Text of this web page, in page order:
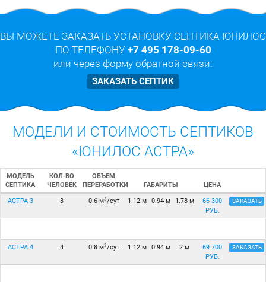
ВЫ МОЖЕТЕ ЗАКАЗАТЬ УСТАНОВКУ СЕПТИКА ЮНИЛОС
ПО ТЕЛЕФОНУ +7 495 178-09-60
или через форму обратной связи:
ЗАКАЗАТЬ СЕПТИК
МОДЕЛИ И СТОИМОСТЬ СЕПТИКОВ
«ЮНИЛОС АСТРА»
МОДЕЛЬ
СЕПТИКА
КОЛ-ВО
ЧЕЛОВЕК
ОБЪЕМ
ПЕРЕРАБОТКИ
ГАБАРИТЫ ЦЕНА
АСТРА 3 3 0.6 м3/сут 1.12 м 0.94 м 1.78 м
66 300
РУБ.
ЗАКАЗАТЬ
АСТРА 4 4 0.8 м3/сут 1.12 м 0.94 м 2 м
69 700
РУБ.
ЗАКАЗАТЬ